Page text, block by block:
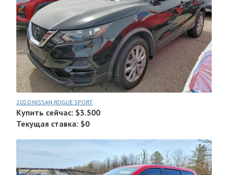
2020 NISSAN ROGUE SPORT
Купить сейчас: $3.500
Текущая ставка: $0